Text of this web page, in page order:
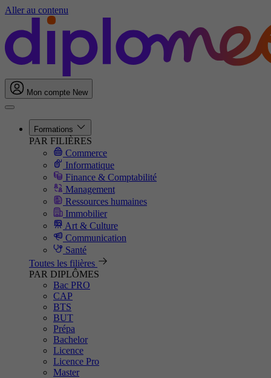
Aller au contenu
Mon compte New
Formations
PAR FILIÈRES
Commerce
Informatique
Finance & Comptabilité
Management
Ressources humaines
Immobilier
Art & Culture
Communication
Santé
Toutes les filières
PAR DIPLÔMES
Bac PRO
CAP
BTS
BUT
Prépa
Bachelor
Licence
Licence Pro
Master